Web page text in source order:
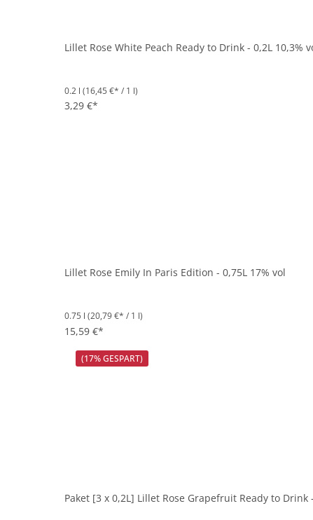
Lillet Rose White Peach Ready to Drink - 0,2L 10,3%
0.2 l (16,45 €* / 1 l)
3,29 €*
Lillet Rose Emily In Paris Edition - 0,75L 17% vol
0.75 l (20,79 €* / 1 l)
15,59 €*
(17% GESPART)
Paket [3 x 0,2L] Lillet Rose Grapefruit Ready to Drink